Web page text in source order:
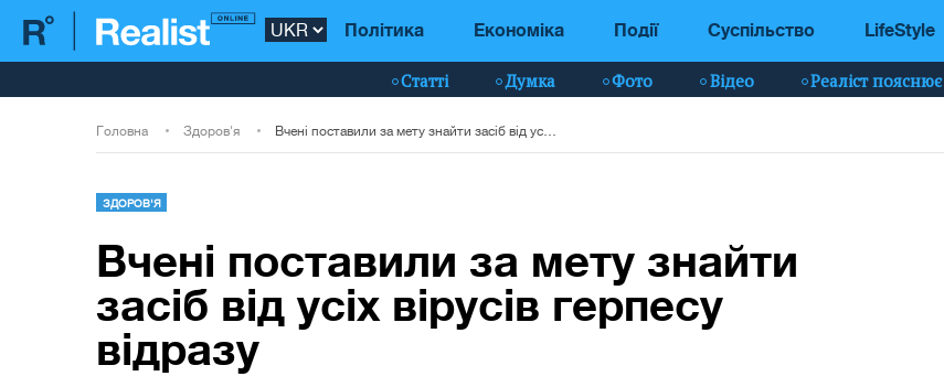
Політика Економіка Події Суспільство LifeStyle
Статті Думка Фото Відео Реаліст пояснює
Головна Здоров'я
ЗДОРОВ'Я
Вчені поставили за мету знайти
засіб від усіх вірусів герпесу
відразу